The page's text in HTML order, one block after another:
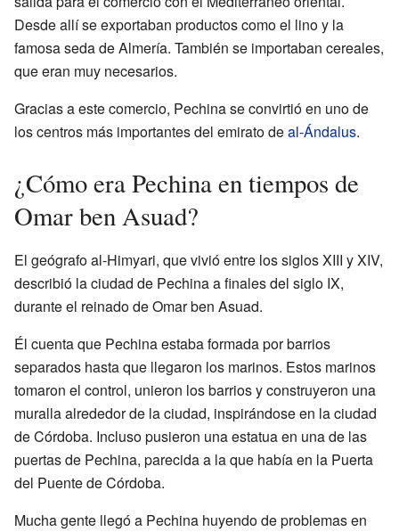
Desde allí se exportaban productos como el lino y la
famosa seda de Almería. También se importaban cereales,
que eran muy necesarios.
Gracias a este comercio, Pechina se convirtió en uno de
los centros más importantes del emirato deal-Ándalus.
¿Cómo era Pechina en tiempos de
Omar ben Asuad?
El geógrafo al-Himyari, que vivió entre los siglos XIII y XIV,
describió la ciudad de Pechina a finales del siglo IX,
durante el reinado de Omar ben Asuad.
Él cuenta que Pechina estaba formada por barrios
separados hasta que llegaron los marinos. Estos marinos
tomaron el control, unieron los barrios y construyeron una
muralla alrededor de la ciudad, inspirándose en la ciudad
de Córdoba. Incluso pusieron una estatua en una de las
puertas de Pechina, parecida a la que había en la Puerta
del Puente de Córdoba.
Mucha gente llegó a Pechina huyendo de problemas en